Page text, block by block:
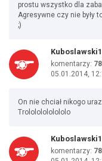
prostu wszystko dla
Agresywne czy nie były
;)
komentarzy:
05.01.2014,
On nie chciał nikogo
Trolololololololo
komentarzy: